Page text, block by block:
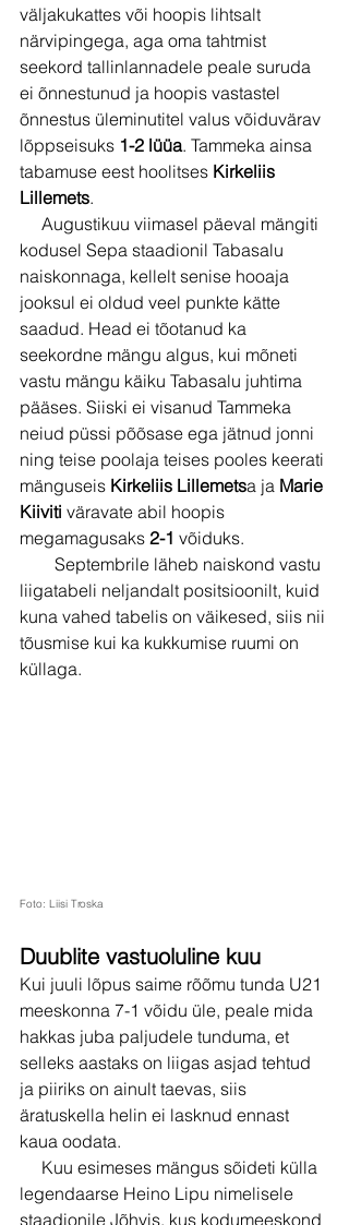
väljakukattes või hoopis lihtsalt
närvipingega, aga oma tahtmist
seekord tallinlannadele peale suruda
ei õnnestunud ja hoopis vastastel
õnnestus üleminutitel valus võiduvärav
lõppseisuks 1-2 lüüa. Tammeka ainsa
tabamuse eest hoolitses Kirkeliis
Lillemets.
Augustikuu viimasel päeval mängiti
kodusel Sepa staadionil Tabasalu
naiskonnaga, kellelt senise hooaja
jooksul ei oldud veel punkte kätte
saadud. Head ei tõotanud ka
seekordne mängu algus, kui mõneti
vastu mängu käiku Tabasalu juhtima
pääses. Siiski ei visanud Tammeka
neiud püssi põõsase ega jätnud jonni
ning teise poolaja teises pooles keerati
mänguseis Kirkeliis Lillemetsa ja Marie
Kiiviti väravate abil hoopis
megamagusaks 2-1 võiduks.
Septembrile läheb naiskond vastu
liigatabeli neljandalt positsioonilt, kuid
kuna vahed tabelis on väikesed, siis nii
tõusmise kui ka kukkumise ruumi on
küllaga.
Foto: Liisi Troska
Duublite vastuoluline kuu
Kui juuli lõpus saime rõõmu tunda U21
meeskonna 7-1 võidu üle, peale mida
hakkas juba paljudele tunduma, et
selleks aastaks on liigas asjad tehtud
ja piiriks on ainult taevas, siis
äratuskella helin ei lasknud ennast
kaua oodata.
Kuu esimeses mängus sõideti külla
legendaarse Heino Lipu nimelisele
staadionile Jõhvis, kus kodumeeskond